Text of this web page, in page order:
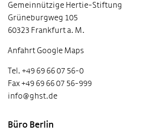
Gemeinnützige Hertie-Stiftung
Grüneburgweg 105
60323 Frankfurt a. M.
Anfahrt Google Maps
Tel. +49 69 66 07 56-0
Fax +49 69 66 07 56-999
info@ghst.de
Büro Berlin